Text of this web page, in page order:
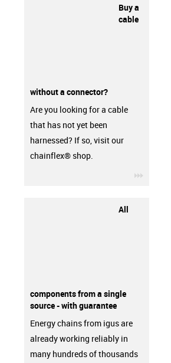
Buy a
cable
without a connector?
Are you looking for a cable
that has not yet been
harnessed? If so, visit our
chainflex® shop.
All
components from a single
source - with guarantee
Energy chains from igus are
already working reliably in
many hundreds of thousands